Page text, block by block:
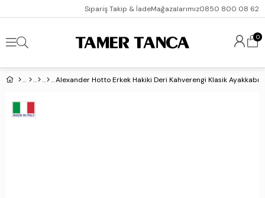
Sipariş Takip & İadeMağazalarımız0850 800 08 62
0
Alexander Hotto Erkek Hakiki Deri Kahverengi Klasik Ayakkabı